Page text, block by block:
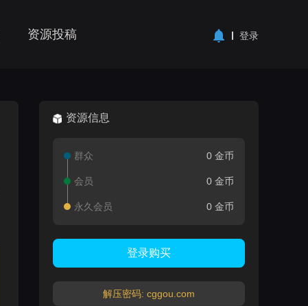
资源投稿 登录
资源信息
群众 0 金币
会员 0 金币
永久会员 0 金币
登录购买
解压密码: cggou.com